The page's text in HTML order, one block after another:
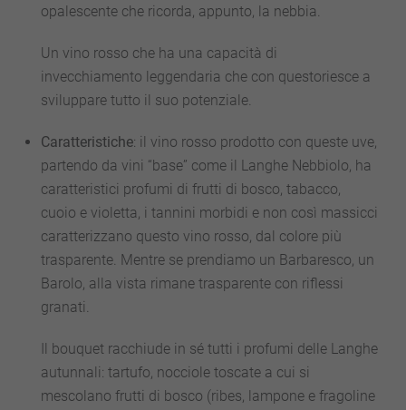
opalescente che ricorda, appunto, la nebbia.
Un vino rosso che ha una capacità di
invecchiamento leggendaria che con questoriesce a
sviluppare tutto il suo potenziale.
Caratteristiche: il vino rosso prodotto con queste uve,
partendo da vini “base” come il Langhe Nebbiolo, ha
caratteristici profumi di frutti di bosco, tabacco,
cuoio e violetta, i tannini morbidi e non così massicci
caratterizzano questo vino rosso, dal colore più
trasparente. Mentre se prendiamo un Barbaresco, un
Barolo, alla vista rimane trasparente con riflessi
granati.
Il bouquet racchiude in sé tutti i profumi delle Langhe
autunnali: tartufo, nocciole toscate a cui si
mescolano frutti di bosco (ribes, lampone e fragoline